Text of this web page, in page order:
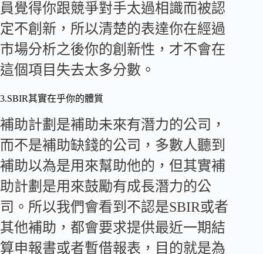
員覺得你跟競爭對手太過相識而被認
定不創新，所以清楚的表達你在經過
市場分析之後你的創新性，才不會在
這個項目失去太多分數。
3.SBIR其實在乎你的體質
補助計劃是補助未來有潛力的公司，
而不是補助缺錢的公司，多數人聽到
補助以為是用來幫助他的，但其實補
助計劃是用來鼓勵有成長潛力的公
司。所以我們會看到不認是SBIR或者
其他補助，都會要求提供最近一期結
算申報書或者暫借報表，目的就是為